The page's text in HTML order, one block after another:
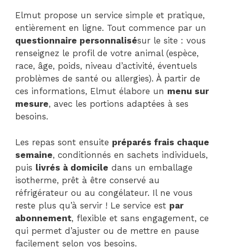
Elmut propose un service simple et pratique,
entièrement en ligne. Tout commence par un
questionnaire personnalisésur le site : vous
renseignez le profil de votre animal (espèce,
race, âge, poids, niveau d’activité, éventuels
problèmes de santé ou allergies). À partir de
ces informations, Elmut élabore un menu sur
mesure, avec les portions adaptées à ses
besoins.
Les repas sont ensuite préparés frais chaque
semaine, conditionnés en sachets individuels,
puis livrés à domicile dans un emballage
isotherme, prêt à être conservé au
réfrigérateur ou au congélateur. Il ne vous
reste plus qu’à servir ! Le service est par
abonnement, flexible et sans engagement, ce
qui permet d’ajuster ou de mettre en pause
facilement selon vos besoins.